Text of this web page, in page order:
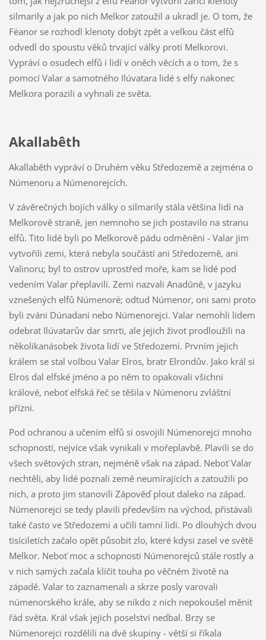
silmarily a jak po nich Melkor zatoužil a ukradl je. O tom, že
Fëanor se rozhodl klenoty dobýt zpět a velkou část elfů
odvedl do spoustu věků trvající války proti Melkorovi.
Vypráví o osudech elfů i lidí v oněch věcích a o tom, že s
pomocí Valar a samotného Ilúvatara lidé s elfy nakonec
Melkora porazili a vyhnali ze světa.
Akallabêth
Akallabêth vypráví o Druhém věku Středozemě a zejména o
Númenoru a Númenorejcích.
V závěrečných bojích války o silmarily stála většina lidí na
Melkorově straně, jen nemnoho se jich postavilo na stranu
elfů. Tito lidé byli po Melkorově pádu odměněni - Valar jim
vytvořili zemi, která nebyla součástí ani Středozemě, ani
Valinoru; byl to ostrov uprostřed moře, kam se lidé pod
vedením Valar přeplavili. Zemi nazvali Anadûnê, v jazyku
vznešených elfů Númenorë; odtud Númenor, oni sami proto
byli zváni Dúnadani nebo Númenorejci. Valar nemohli lidem
odebrat Ilúvatarův dar smrti, ale jejich život prodloužili na
několikanásobek života lidí ve Středozemi. Prvním jejich
králem se stal volbou Valar Elros, bratr Elrondův. Jako král si
Elros dal elfské jméno a po něm to opakovali všichni
králové, neboť elfská řeč se těšila v Númenoru zvláštní
přízni.
Pod ochranou a učením elfů si osvojili Númenorejci mnoho
schopností, nejvíce však vynikali v mořeplavbě. Plavili se do
všech světových stran, nejméně však na západ. Neboť Valar
nechtěli, aby lidé poznali země neumírajících a zatoužili po
nich, a proto jim stanovili Zápověď plout daleko na západ.
Númenorejci se tedy plavili především na východ, přistávali
také často ve Středozemi a učili tamní lidi. Po dlouhých dvou
tisíciletích začalo opět působit zlo, které kdysi zasel ve světě
Melkor. Neboť moc a schopnosti Númenorejců stále rostly a
v nich samých začala klíčit touha po věčném životě na
západě. Valar to zaznamenali a skrze posly varovali
númenorského krále, aby se nikdo z nich nepokoušel měnit
řád světa. Král však jejich poselství nedbal. Brzy se
Númenorejci rozdělili na dvě skupiny - větší si říkala